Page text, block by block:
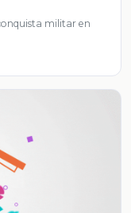
militar en